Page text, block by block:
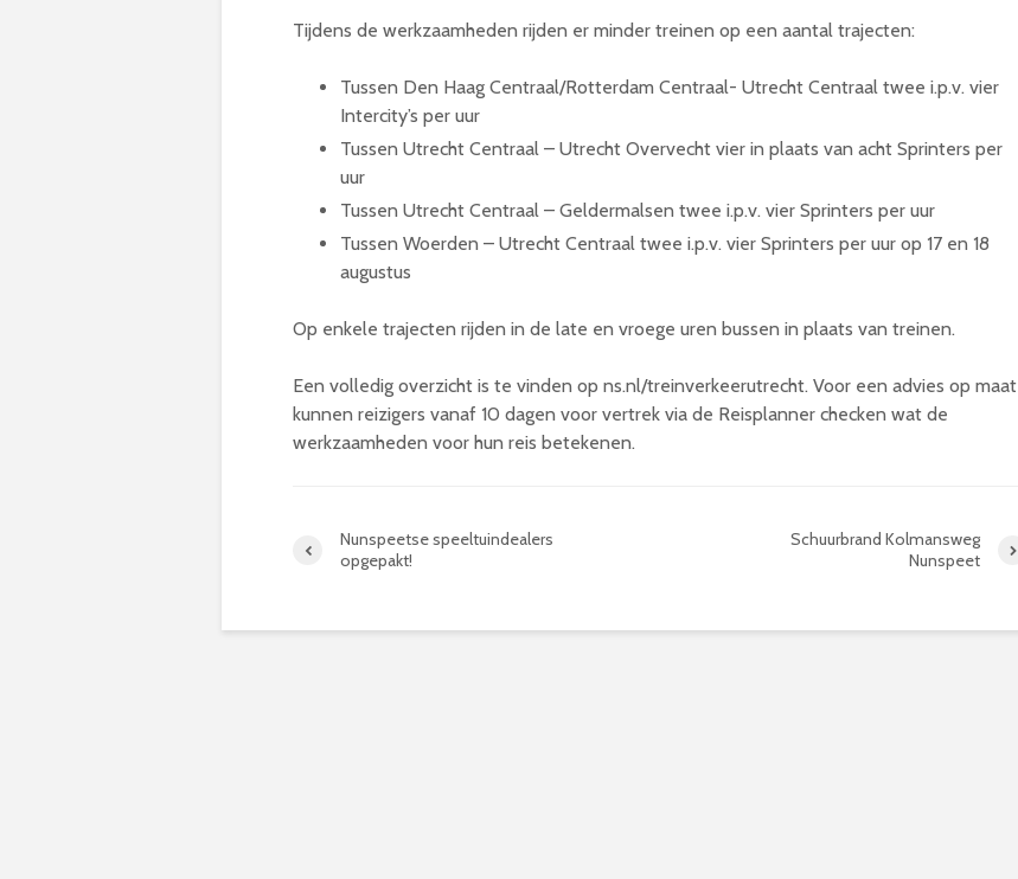
Tijdens de werkzaamheden rijden er minder treinen op een aantal trajecten:
Tussen Den Haag Centraal/Rotterdam Centraal- Utrecht Centraal twee i.p.v. vier
Intercity’s per uur
Tussen Utrecht Centraal – Utrecht Overvecht vier in plaats van acht Sprinters per
uur
Tussen Utrecht Centraal – Geldermalsen twee i.p.v. vier Sprinters per uur
Tussen Woerden – Utrecht Centraal twee i.p.v. vier Sprinters per uur op 17 en 18
augustus
Op enkele trajecten rijden in de late en vroege uren bussen in plaats van treinen.
Een volledig overzicht is te vinden op ns.nl/treinverkeerutrecht. Voor een advies op maat
kunnen reizigers vanaf 10 dagen voor vertrek via de Reisplanner checken wat de
werkzaamheden voor hun reis betekenen.
Nunspeetse speeltuindealers
opgepakt!
Schuurbrand Kolmansweg
Nunspeet